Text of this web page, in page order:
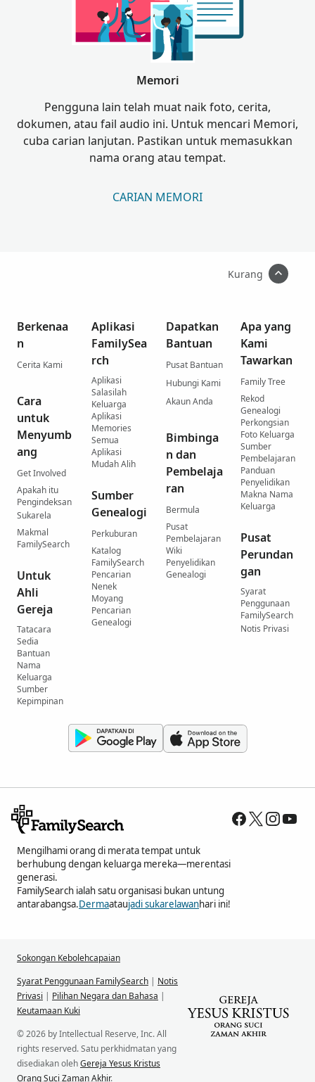
Memori
Pengguna lain telah muat naik foto, cerita,
dokumen, atau fail audio ini. Untuk mencari Memori,
cuba carian lanjutan. Pastikan untuk memasukkan
nama orang atau tempat.
CARIAN MEMORI
Kurang
Berkenaa
n
Cerita Kami
Cara
untuk
Menyumb
ang
Get Involved
Apakah itu
Pengindeksan
Sukarela
Makmal
FamilySearch
Untuk
Ahli
Gereja
Tatacara
Sedia
Bantuan
Nama
Keluarga
Sumber
Kepimpinan
Aplikasi
FamilySea
rch
Aplikasi
Salasilah
Keluarga
Aplikasi
Memories
Semua
Aplikasi
Mudah Alih
Sumber
Genealogi
Perkuburan
Katalog
FamilySearch
Pencarian
Nenek
Moyang
Pencarian
Genealogi
Dapatkan
Bantuan
Pusat Bantuan
Hubungi Kami
Akaun Anda
Bimbinga
n dan
Pembelaja
ran
Bermula
Pusat
Pembelajaran
Wiki
Penyelidikan
Genealogi
Apa yang
Kami
Tawarkan
Family Tree
Rekod
Genealogi
Perkongsian
Foto Keluarga
Sumber
Pembelajaran
Panduan
Penyelidikan
Makna Nama
Keluarga
Pusat
Perundan
gan
Syarat
Penggunaan
FamilySearch
Notis Privasi
Mengilhami orang di merata tempat untuk
berhubung dengan keluarga mereka—merentasi
generasi.
FamilySearch ialah satu organisasi bukan untung
antarabangsa.Dermaataujadi sukarelawanhari ini!
Sokongan Kebolehcapaian
Syarat Penggunaan FamilySearch | Notis
Privasi | Pilihan Negara dan Bahasa |
Keutamaan Kuki
© 2026 by Intellectual Reserve, Inc. All
rights reserved. Satu perkhidmatan yang
disediakan olehGereja Yesus Kristus
Orang Suci Zaman Akhir.